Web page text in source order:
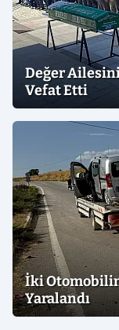
Değer
Vefat Etti
İki Otomobilin
Yaralandı